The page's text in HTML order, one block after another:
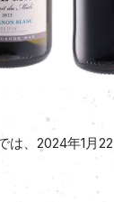
、2024年1月